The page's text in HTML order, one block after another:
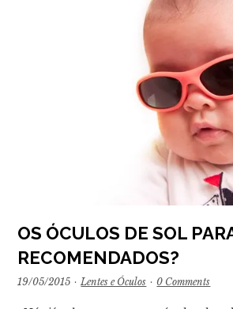
OS ÓCULOS DE SOL
RECOMENDADOS?
19/05/2015 · Lentes e Óculos · 0 Comments